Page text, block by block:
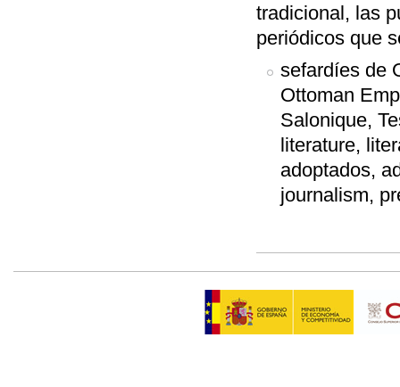
tradicional, las
periódicos que
sefardíes de
Ottoman
Salonique,
literature,
adoptados,
journalism,